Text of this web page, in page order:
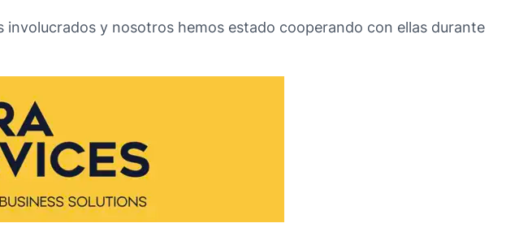
y nosotros hemos estado cooperando con ellas durante